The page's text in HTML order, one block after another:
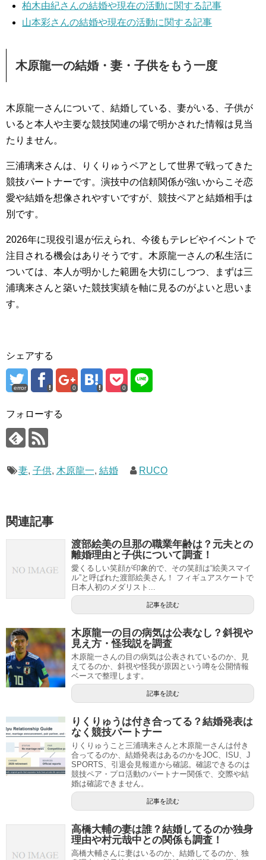
柏木由紀さんの結婚や現在の活動に関する記事
山本彩さんの結婚や現在の活動に関する記事
木原龍一の結婚・妻・子供をもう一度
木原龍一さんについて、結婚している、妻がいる、子供が
いると本人や主要な競技関連の場で明かされた情報は見当
たりません。
三浦璃来さんは、りくりゅうペアとして世界で戦ってきた
競技パートナーです。演技中の信頼関係が強いからこそ恋
愛や結婚を想像されやすいですが、競技ペアと結婚相手は
別です。
2026年に現役引退が伝えられ、今後もテレビやイベントで
注目される機会はありそうです。木原龍一さんの私生活に
ついては、本人が明かした範囲を大切にしつつ、まずは三
浦璃来さんと築いた競技実績を軸に見るのがよいと思いま
す。
シェアする
error 0 0
フォローする
妻, 子供, 木原龍一, 結婚 RUCO
関連記事
渡部絵美の旦那の職業年齢は？元夫との
離婚理由と子供について調査！
愛くるしい笑顔が印象的で、その笑顔は“絵美スマイ
ル”と呼ばれた渡部絵美さん！ フィギュアスケートで
日本人初のメダリスト...
記事を読む
木原龍一の目の病気は公表なし？斜視や
見え方・怪我説を調査
木原龍一さんの目の病気は公表されているのか、見
えてるのか、斜視や怪我が原因という噂を公開情報
ベースで整理します。
記事を読む
りくりゅうは付き合ってる？結婚発表は
なく競技パートナー
りくりゅうこと三浦璃来さんと木原龍一さんは付き
合ってるのか、結婚発表はあるのかをJOC、ISU、J
SPORTS、引退会見報道から確認。確認できるのは
競技ペア・プロ活動のパートナー関係で、交際や結
婚は確認できません。
記事を読む
高橋大輔の妻は誰？結婚してるのか独身
理由や村元哉中との関係も調査！
高橋大輔さんに妻はいるのか、結婚してるのか、独